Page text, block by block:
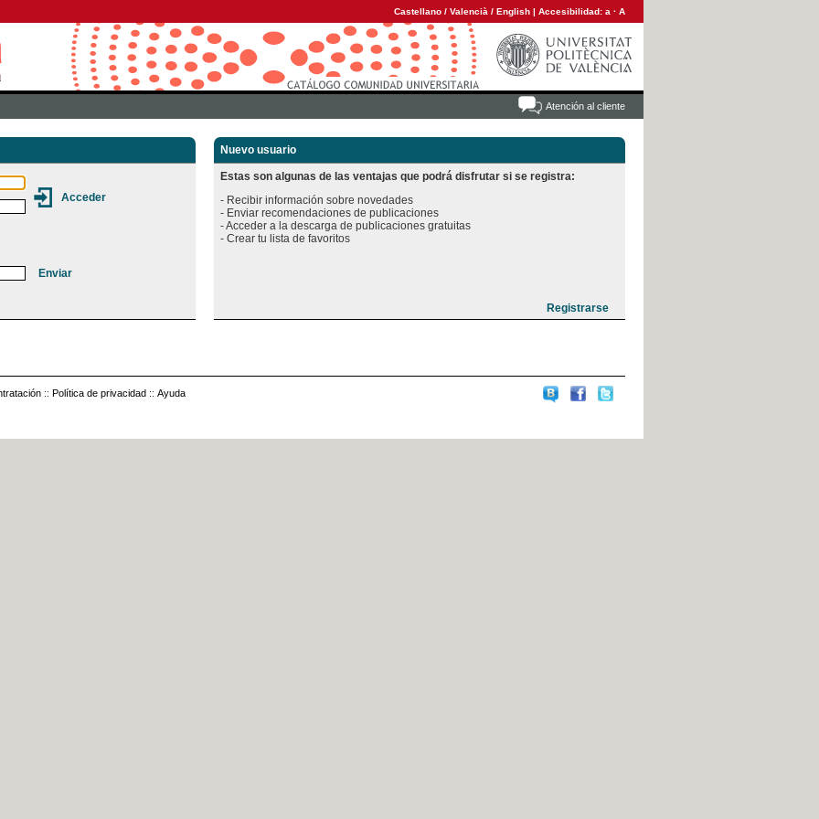
Castellano / Valencià / English | Accesibilidad: a · A
Atención al cliente
Nuevo usuario
Estas son algunas de las ventajas que podrá disfrutar si se registra:
- Recibir información sobre novedades
- Enviar recomendaciones de publicaciones
- Acceder a la descarga de publicaciones gratuitas
:: Política de privacidad :: Ayuda